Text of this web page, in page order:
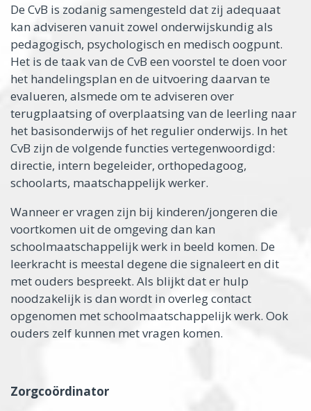
De CvB is zodanig samengesteld dat zij adequaat
kan adviseren vanuit zowel onderwijskundig als
pedagogisch, psychologisch en medisch oogpunt.
Het is de taak van de CvB een voorstel te doen voor
het handelingsplan en de uitvoering daarvan te
evalueren, alsmede om te adviseren over
terugplaatsing of overplaatsing van de leerling naar
het basisonderwijs of het regulier onderwijs. In het
CvB zijn de volgende functies vertegenwoordigd:
directie, intern begeleider, orthopedagoog,
schoolarts, maatschappelijk werker.
Wanneer er vragen zijn bij kinderen/jongeren die
voortkomen uit de omgeving dan kan
schoolmaatschappelijk werk in beeld komen. De
leerkracht is meestal degene die signaleert en dit
met ouders bespreekt. Als blijkt dat er hulp
noodzakelijk is dan wordt in overleg contact
opgenomen met schoolmaatschappelijk werk. Ook
ouders zelf kunnen met vragen komen.
Zorgcoördinator